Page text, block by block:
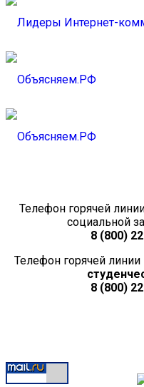
Телефон горячей
социальной
8 (800)
Телефон горячей линии
8 (800)